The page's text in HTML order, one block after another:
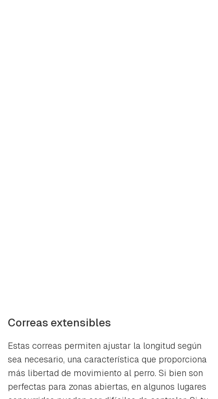
Correas extensibles
Estas correas permiten ajustar la longitud según
sea necesario, una característica que proporciona
más libertad de movimiento al perro. Si bien son
perfectas para zonas abiertas, en algunos lugares